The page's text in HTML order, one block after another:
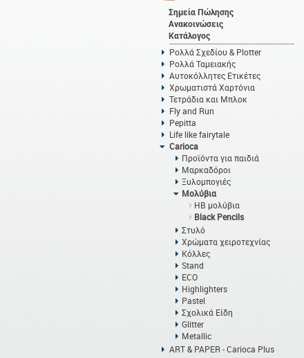
Σημεία Πώλησης
Ανακοινώσεις
Κατάλογος
Ρολλά Σχεδίου & Plotter
Ρολλά Ταμειακής
Αυτοκόλλητες Ετικέτες
Χρωματιστά Χαρτόνια
Τετράδια και Μπλοκ
Fly and Run
Pepitta
Life like fairytale
Carioca
Προϊόντα για παιδιά
Μαρκαδόροι
Ξυλομπογιές
Μολύβια
HB μολύβια
Black Pencils
Στυλό
Χρώματα χειροτεχνίας
Κόλλες
Stand
ECO
Highlighters
Pastel
Σχολικά Είδη
Glitter
Metallic
ART & PAPER - Carioca Plus